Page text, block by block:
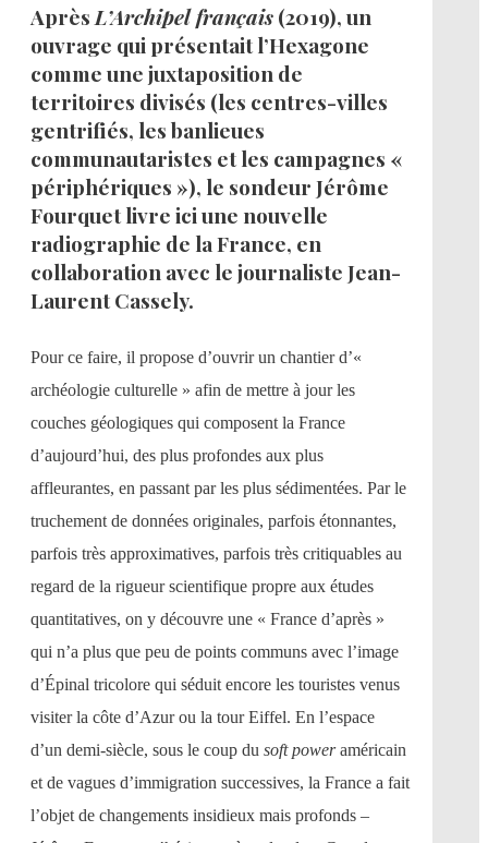
Après L’Archipel français(2019), un
ouvrage qui présentait l’Hexagone
comme une juxtaposition de
territoires divisés (les centres-villes
gentrifiés, les banlieues
communautaristes et les campagnes «
périphériques »), le sondeur Jérôme
Fourquet livre ici une nouvelle
radiographie de la France, en
collaboration avec le journaliste Jean-
Laurent Cassely.
Pour ce faire, il propose d’ouvrir un chantier d’«
archéologie culturelle » afin de mettre à jour les
couches géologiques qui composent la France
d’aujourd’hui, des plus profondes aux plus
affleurantes, en passant par les plus sédimentées. Par le
truchement de données originales, parfois étonnantes,
parfois très approximatives, parfois très critiquables au
regard de la rigueur scientifique propre aux études
quantitatives, on y découvre une « France d’après »
qui n’a plus que peu de points communs avec l’image
d’Épinal tricolore qui séduit encore les touristes venus
visiter la côte d’Azur ou la tour Eiffel. En l’espace
d’un demi-siècle, sous le coup du soft poweraméricain
et de vagues d’immigration successives, la France a fait
l’objet de changements insidieux mais profonds –